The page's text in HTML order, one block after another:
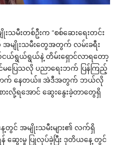
မီးတစ်ဦးက “စစ်ဆေးရေးတင်း
မျိုးသမီးတွေအတွက် လမ်းခရီး
ယ်ရွယ်ရွယ်နဲ့ တိမ်းရှောင်လာရတော့
ြေသလို ပညာရေးဘက် ပြန်ကြည့်
ောက် နေတယ်။ အဲဒီအတွက် ဘယ်လို
ားလို့ရအောင် ဆွေးနွေးခဲ့တာတွေရှိ
တွင် အမျိုးသမီးများ၏ လက်ရှိ
န် ဆွေးမှု ပြုလုပ်ခဲ့ပြီး ဒုတိယနေ့ တွင်